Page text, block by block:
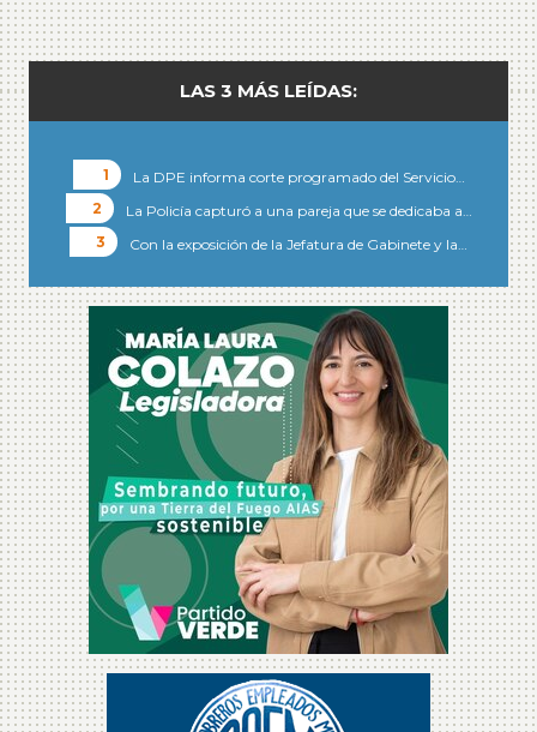
LAS 3 MÁS LEÍDAS:
La DPE informa corte programado del Servicio…
La Policía capturó a una pareja que se dedicaba a…
Con la exposición de la Jefatura de Gabinete y la…